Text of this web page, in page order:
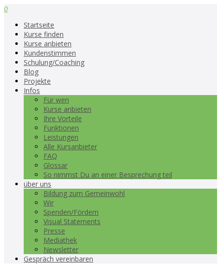
0
Startseite
Kurse finden
Kurse anbieten
Kundenstimmen
Schulung/Coaching
Blog
Projekte
Infos
Für wen
Kurse anbieten
Ihre Vorteile
Funktionen
Leistungen
Alle Kursanbieter
FAQ
Glossar
So nimmst Du an einer Besprechung teil
über uns
Bildung zum Gemeinwohl
Wir
Spenden/Fördern
Visual Statements
Presse
Mediathek
Newsletter
Gespräch vereinbaren